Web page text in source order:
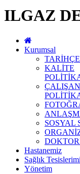
ILGAZ
Kurumsal
KALİTE
SOSYAL
Hastanemiz
Sağlık
Yönetim